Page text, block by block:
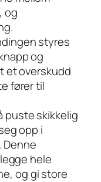
og
styres
og
et overskudd
fører til
puste skikkelig
opp i
Denne
hele
og gi store